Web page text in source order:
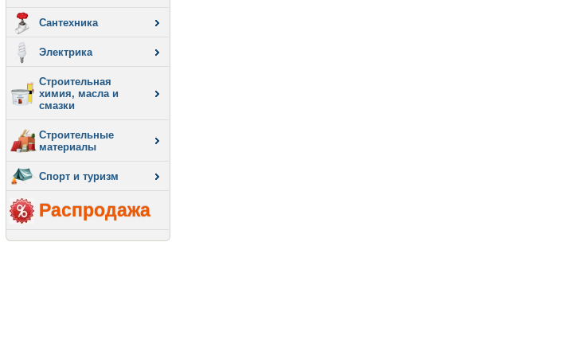
Сантехника
Электрика
Строительная
химия, масла и
смазки
Строительные
материалы
Спорт и туризм
Распродажа